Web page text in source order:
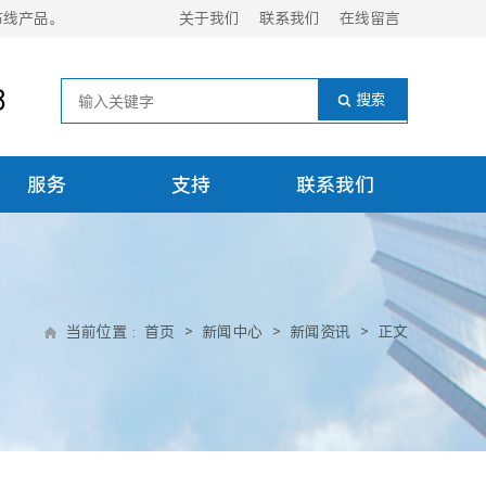
产品。 关于我们 联系我们 在线留言
服务 支持 联系我们
当前位置 : 首页 > 新闻中心 > 新闻资讯 > 正文